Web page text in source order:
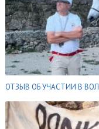
ОТЗЫВ ОБ УЧАСТИИ В